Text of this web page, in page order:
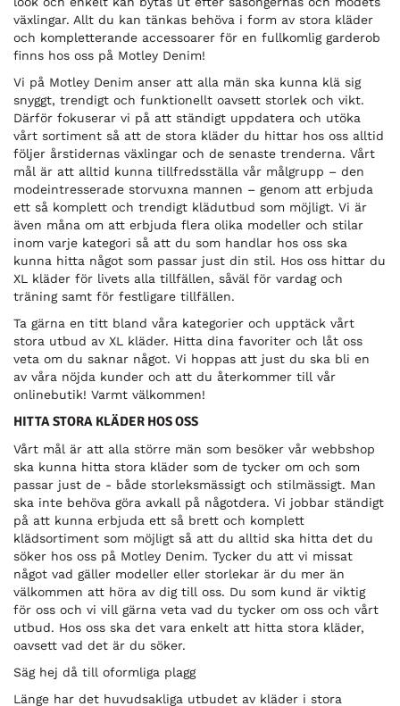
växlingar. Allt du kan tänkas behöva i form av stora kläder
och kompletterande accessoarer för en fullkomlig garderob
finns hos oss på Motley Denim!
Vi på Motley Denim anser att alla män ska kunna klä sig
snyggt, trendigt och funktionellt oavsett storlek och vikt.
Därför fokuserar vi på att ständigt uppdatera och utöka
vårt sortiment så att de stora kläder du hittar hos oss alltid
följer årstidernas växlingar och de senaste trenderna. Vårt
mål är att alltid kunna tillfredsställa vår målgrupp – den
modeintresserade storvuxna mannen – genom att erbjuda
ett så komplett och trendigt klädutbud som möjligt. Vi är
även måna om att erbjuda flera olika modeller och stilar
inom varje kategori så att du som handlar hos oss ska
kunna hitta något som passar just din stil. Hos oss hittar du
XL kläder för livets alla tillfällen, såväl för vardag och
träning samt för festligare tillfällen.
Ta gärna en titt bland våra kategorier och upptäck vårt
stora utbud av XL kläder. Hitta dina favoriter och låt oss
veta om du saknar något. Vi hoppas att just du ska bli en
av våra nöjda kunder och att du återkommer till vår
onlinebutik! Varmt välkommen!
HITTA STORA KLÄDER HOS OSS
Vårt mål är att alla större män som besöker vår webbshop
ska kunna hitta stora kläder som de tycker om och som
passar just de - både storleksmässigt och stilmässigt. Man
ska inte behöva göra avkall på någotdera. Vi jobbar ständigt
på att kunna erbjuda ett så brett och komplett
klädsortiment som möjligt så att du alltid ska hitta det du
söker hos oss på Motley Denim. Tycker du att vi missat
något vad gäller modeller eller storlekar är du mer än
välkommen att höra av dig till oss. Du som kund är viktig
för oss och vi vill gärna veta vad du tycker om oss och vårt
utbud. Hos oss ska det vara enkelt att hitta stora kläder,
oavsett vad det är du söker.
Säg hej då till oformliga plagg
Länge har det huvudsakliga utbudet av kläder i stora